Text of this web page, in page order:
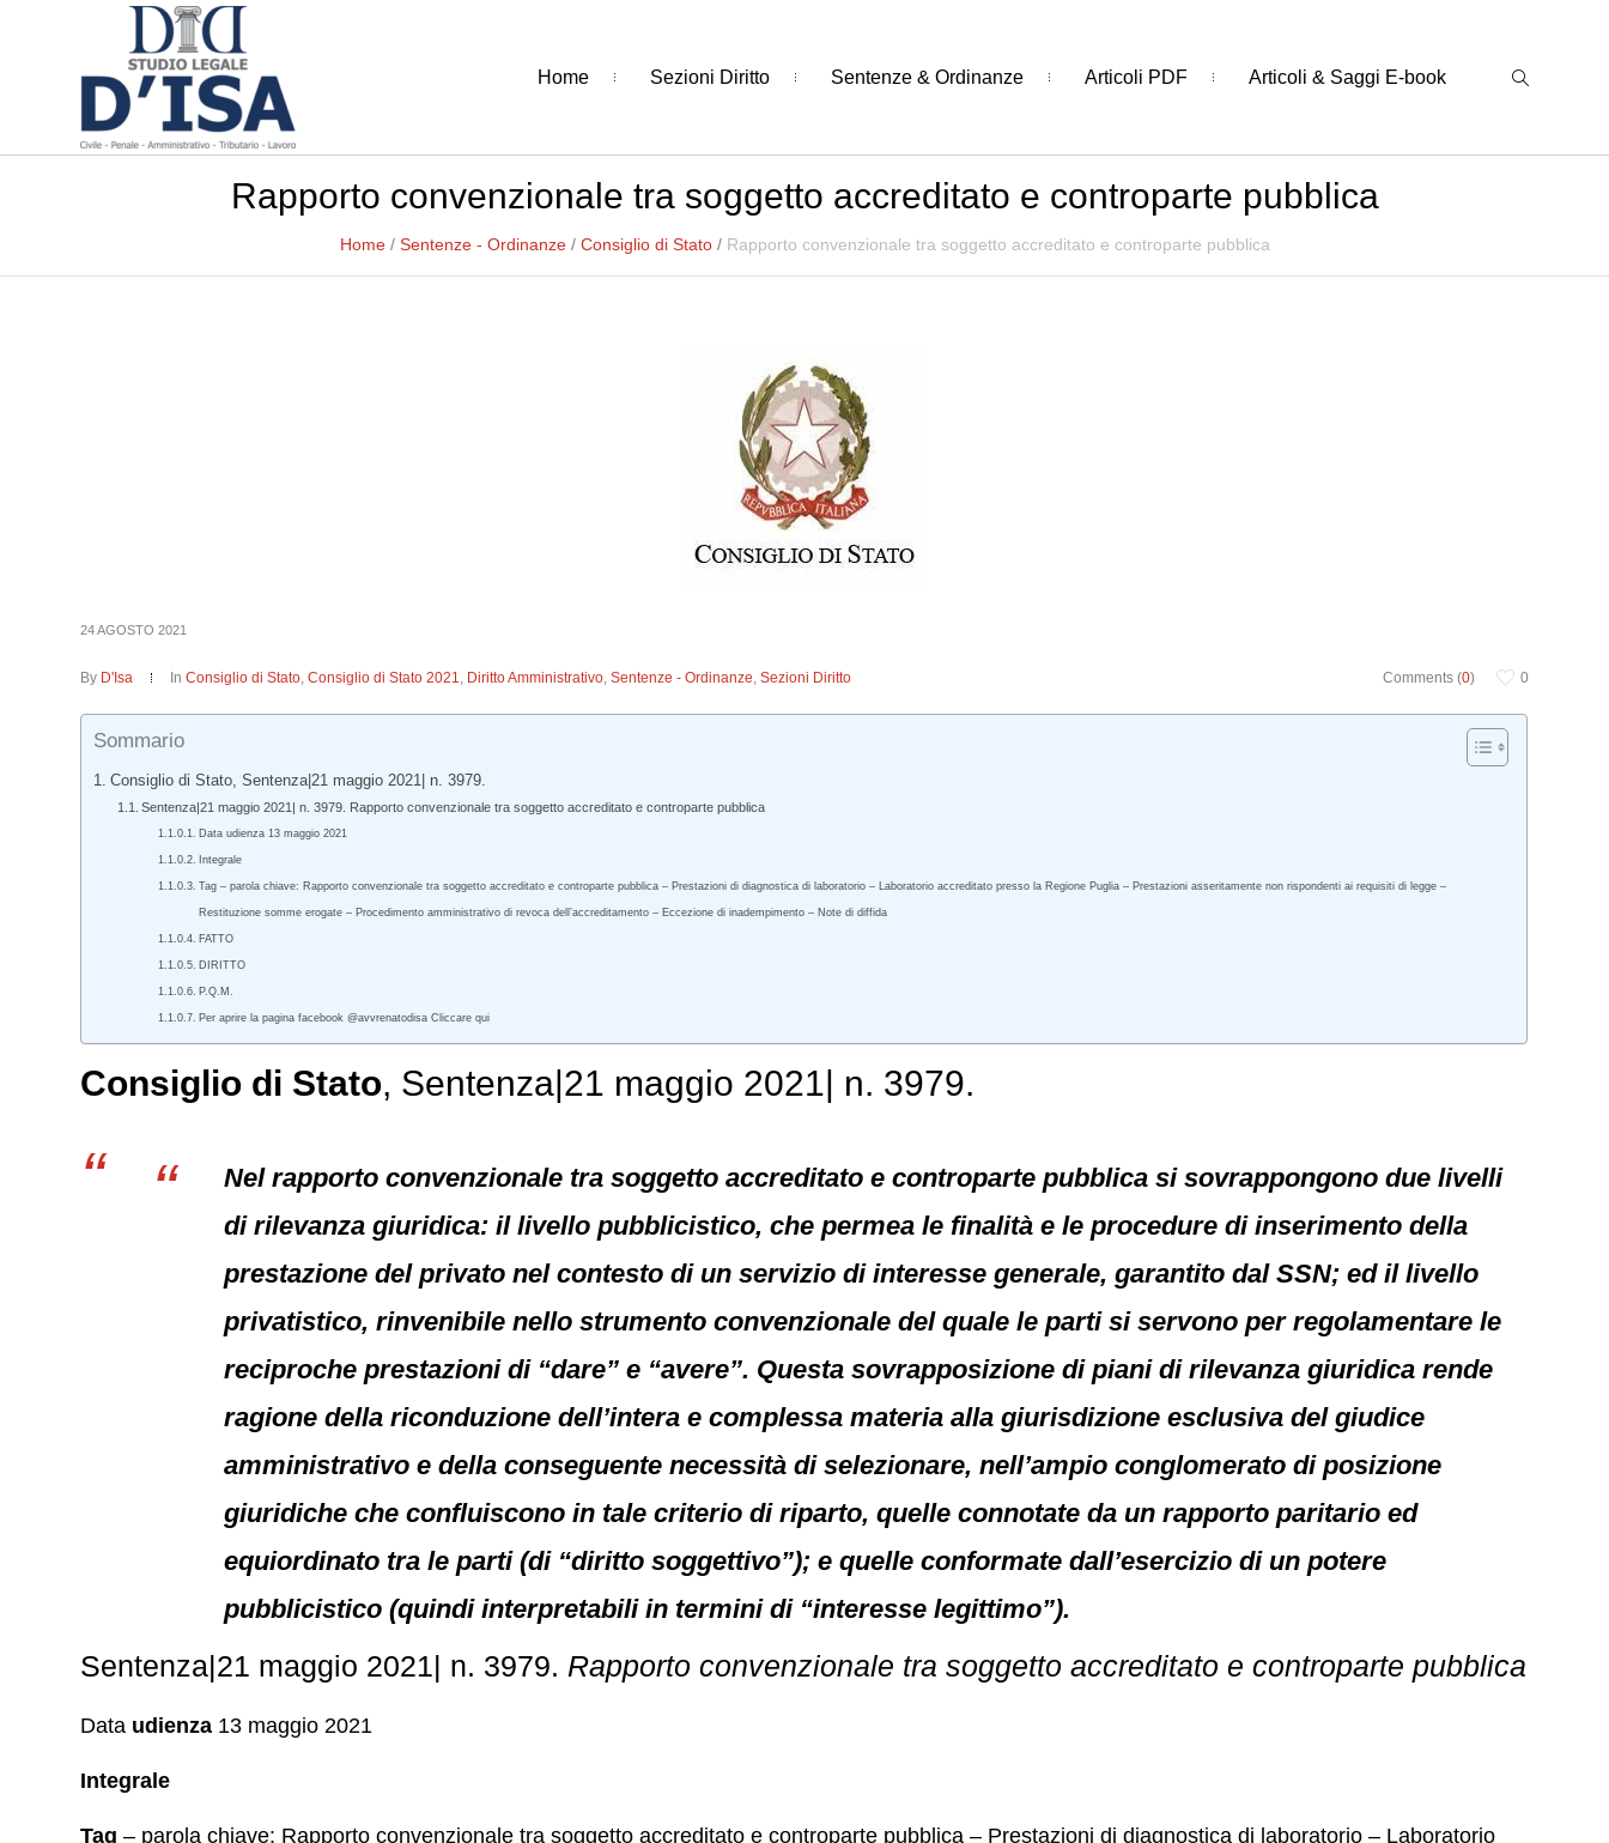
Home Sezioni Diritto Sentenze & Ordinanze Articoli PDF Articoli & Saggi E-book
Rapporto convenzionale tra soggetto accreditato e controparte pubblica
Home / Sentenze - Ordinanze / Consiglio di Stato / Rapporto convenzionale tra soggetto accreditato e controparte pubblica
24 AGOSTO 2021
Comments (0) 0
By D'Isa InConsiglio di Stato,Consiglio di Stato 2021, Diritto Amministrativo,Sentenze - Ordinanze,Sezioni Diritto
Sommario
Consiglio di Stato, Sentenza|21 maggio 2021| n. 3979.
Sentenza|21 maggio 2021| n. 3979. Rapporto convenzionale tra soggetto accreditato e controparte pubblica
Data udienza 13 maggio 2021
Integrale
Tag – parola chiave: Rapporto convenzionale tra soggetto accreditato e controparte pubblica – Prestazioni di diagnostica di laboratorio – Laboratorio accreditato presso la Regione Puglia – Prestazioni asseritamente non rispondenti ai requisiti di legge –
Restituzione somme erogate – Procedimento amministrativo di revoca dell’accreditamento – Eccezione di inadempimento – Note di diffida
FATTO
DIRITTO
P.Q.M.
Per aprire la pagina facebook @avvrenatodisa Cliccare qui
Consiglio di Stato, Sentenza|21 maggio 2021| n. 3979.
Nel rapporto convenzionale tra soggetto accreditato e controparte pubblica si sovrappongono due livelli
di rilevanza giuridica: il livello pubblicistico, che permea le finalità e le procedure di inserimento della
prestazione del privato nel contesto di un servizio di interesse generale, garantito dal SSN; ed il livello
privatistico, rinvenibile nello strumento convenzionale del quale le parti si servono per regolamentare le
reciproche prestazioni di “dare” e “avere”. Questa sovrapposizione di piani di rilevanza giuridica rende
ragione della riconduzione dell’intera e complessa materia alla giurisdizione esclusiva del giudice
amministrativo e della conseguente necessità di selezionare, nell’ampio conglomerato di posizione
giuridiche che confluiscono in tale criterio di riparto, quelle connotate da un rapporto paritario ed
equiordinato tra le parti (di “diritto soggettivo”); e quelle conformate dall’esercizio di un potere
pubblicistico (quindi interpretabili in termini di “interesse legittimo”).
Sentenza|21 maggio 2021| n. 3979. Rapporto convenzionale tra soggetto accreditato e controparte pubblica
Data udienza 13 maggio 2021
Integrale
Tag – parola chiave: Rapporto convenzionale tra soggetto accreditato e controparte pubblica – Prestazioni di diagnostica di laboratorio – Laboratorio